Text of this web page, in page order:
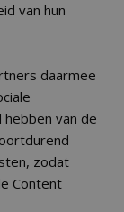
van hun
daarmee
van de
zodat
Content